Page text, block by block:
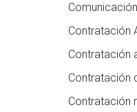
Comunicación
Contratación
Contratación
Contratación
Contratación